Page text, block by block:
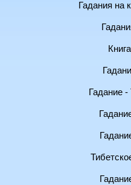
Гадания на
Гадание